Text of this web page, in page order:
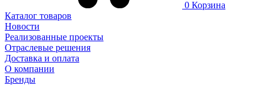
0 Корзина
Каталог товаров
Новости
Реализованные проекты
Отраслевые решения
Доставка и оплата
О компании
Бренды